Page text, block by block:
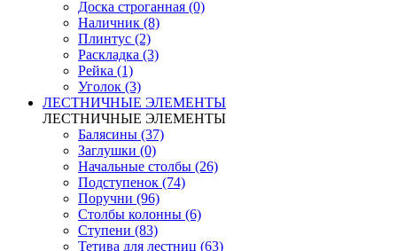
Доска строганная (0)
Наличник (8)
Плинтус (2)
Раскладка (3)
Рейка (1)
Уголок (3)
ЛЕСТНИЧНЫЕ ЭЛЕМЕНТЫ
ЛЕСТНИЧНЫЕ ЭЛЕМЕНТЫ
Балясины (37)
Заглушки (0)
Начальные столбы (26)
Подступенок (74)
Поручни (96)
Столбы колонны (6)
Ступени (83)
Тетива для лестниц (63)